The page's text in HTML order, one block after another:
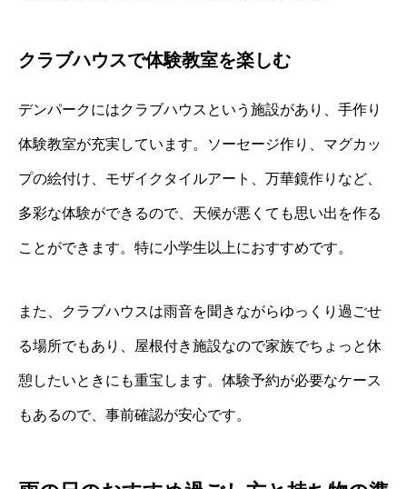
クラブハウスで体験教室を楽しむ
デンパークにはクラブハウスという施設があり、手作り
体験教室が充実しています。ソーセージ作り、マグカッ
プの絵付け、モザイクタイルアート、万華鏡作りなど、
多彩な体験ができるので、天候が悪くても思い出を作る
ことができます。特に小学生以上におすすめです。
また、クラブハウスは雨音を聞きながらゆっくり過ごせ
る場所でもあり、屋根付き施設なので家族でちょっと休
憩したいときにも重宝します。体験予約が必要なケース
もあるので、事前確認が安心です。